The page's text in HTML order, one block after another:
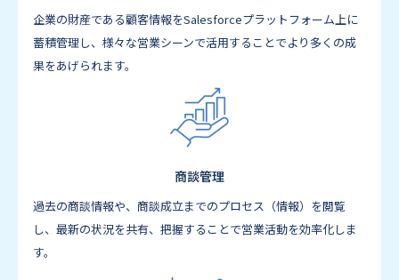
企業の財産である顧客情報をSalesforceプラットフォーム上に
蓄積管理し、様々な営業シーンで活用することでより多くの成
果をあげられます。
商談管理
過去の商談情報や、商談成立までのプロセス（情報）を閲覧
し、最新の状況を共有、把握することで営業活動を効率化しま
す。